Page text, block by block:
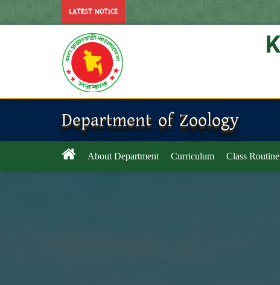
LATEST NOTICE
Department of Zoology
About Department Curriculum Class Routine